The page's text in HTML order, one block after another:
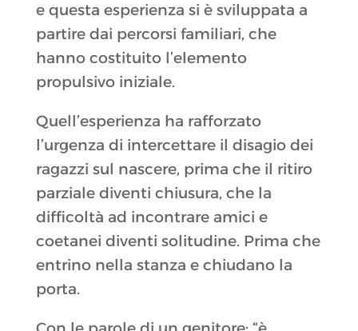
e questa esperienza si è sviluppata a
partire dai percorsi familiari, che
hanno costituito l’elemento
propulsivo iniziale.
Quell’esperienza ha rafforzato
l’urgenza di intercettare il disagio dei
ragazzi sul nascere, prima che il ritiro
parziale diventi chiusura, che la
difficoltà ad incontrare amici e
coetanei diventi solitudine. Prima che
entrino nella stanza e chiudano la
porta.